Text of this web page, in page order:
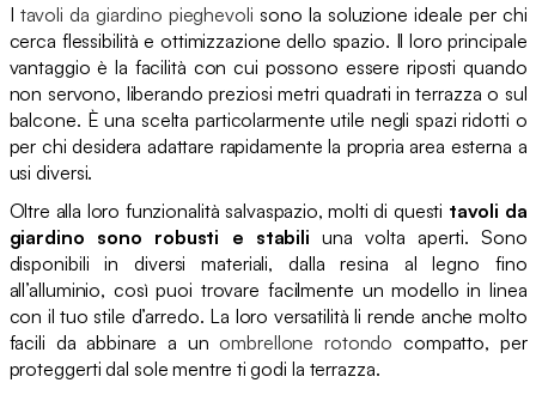
I tavoli da giardino pieghevoli sono la soluzione ideale per chi
cerca flessibilità e ottimizzazione dello spazio. Il loro principale
vantaggio è la facilità con cui possono essere riposti quando
non servono, liberando preziosi metri quadrati in terrazza o sul
balcone. È una scelta particolarmente utile negli spazi ridotti o
per chi desidera adattare rapidamente la propria area esterna a
usi diversi.
Oltre alla loro funzionalità salvaspazio, molti di questi tavoli da
giardino sono robusti e stabili una volta aperti. Sono
disponibili in diversi materiali, dalla resina al legno fino
all’alluminio, così puoi trovare facilmente un modello in linea
con il tuo stile d’arredo. La loro versatilità li rende anche molto
facili da abbinare a un ombrellone rotondo compatto, per
proteggerti dal sole mentre ti godi la terrazza.